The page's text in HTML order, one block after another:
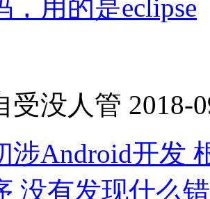
，用的是eclipse
受没人管 2018-
涉Android开发
没有发现什么